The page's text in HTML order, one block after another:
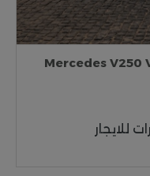
Mercedes V250
للايجار